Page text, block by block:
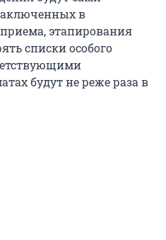
в
этапирования
списки особого
будут не реже раза в